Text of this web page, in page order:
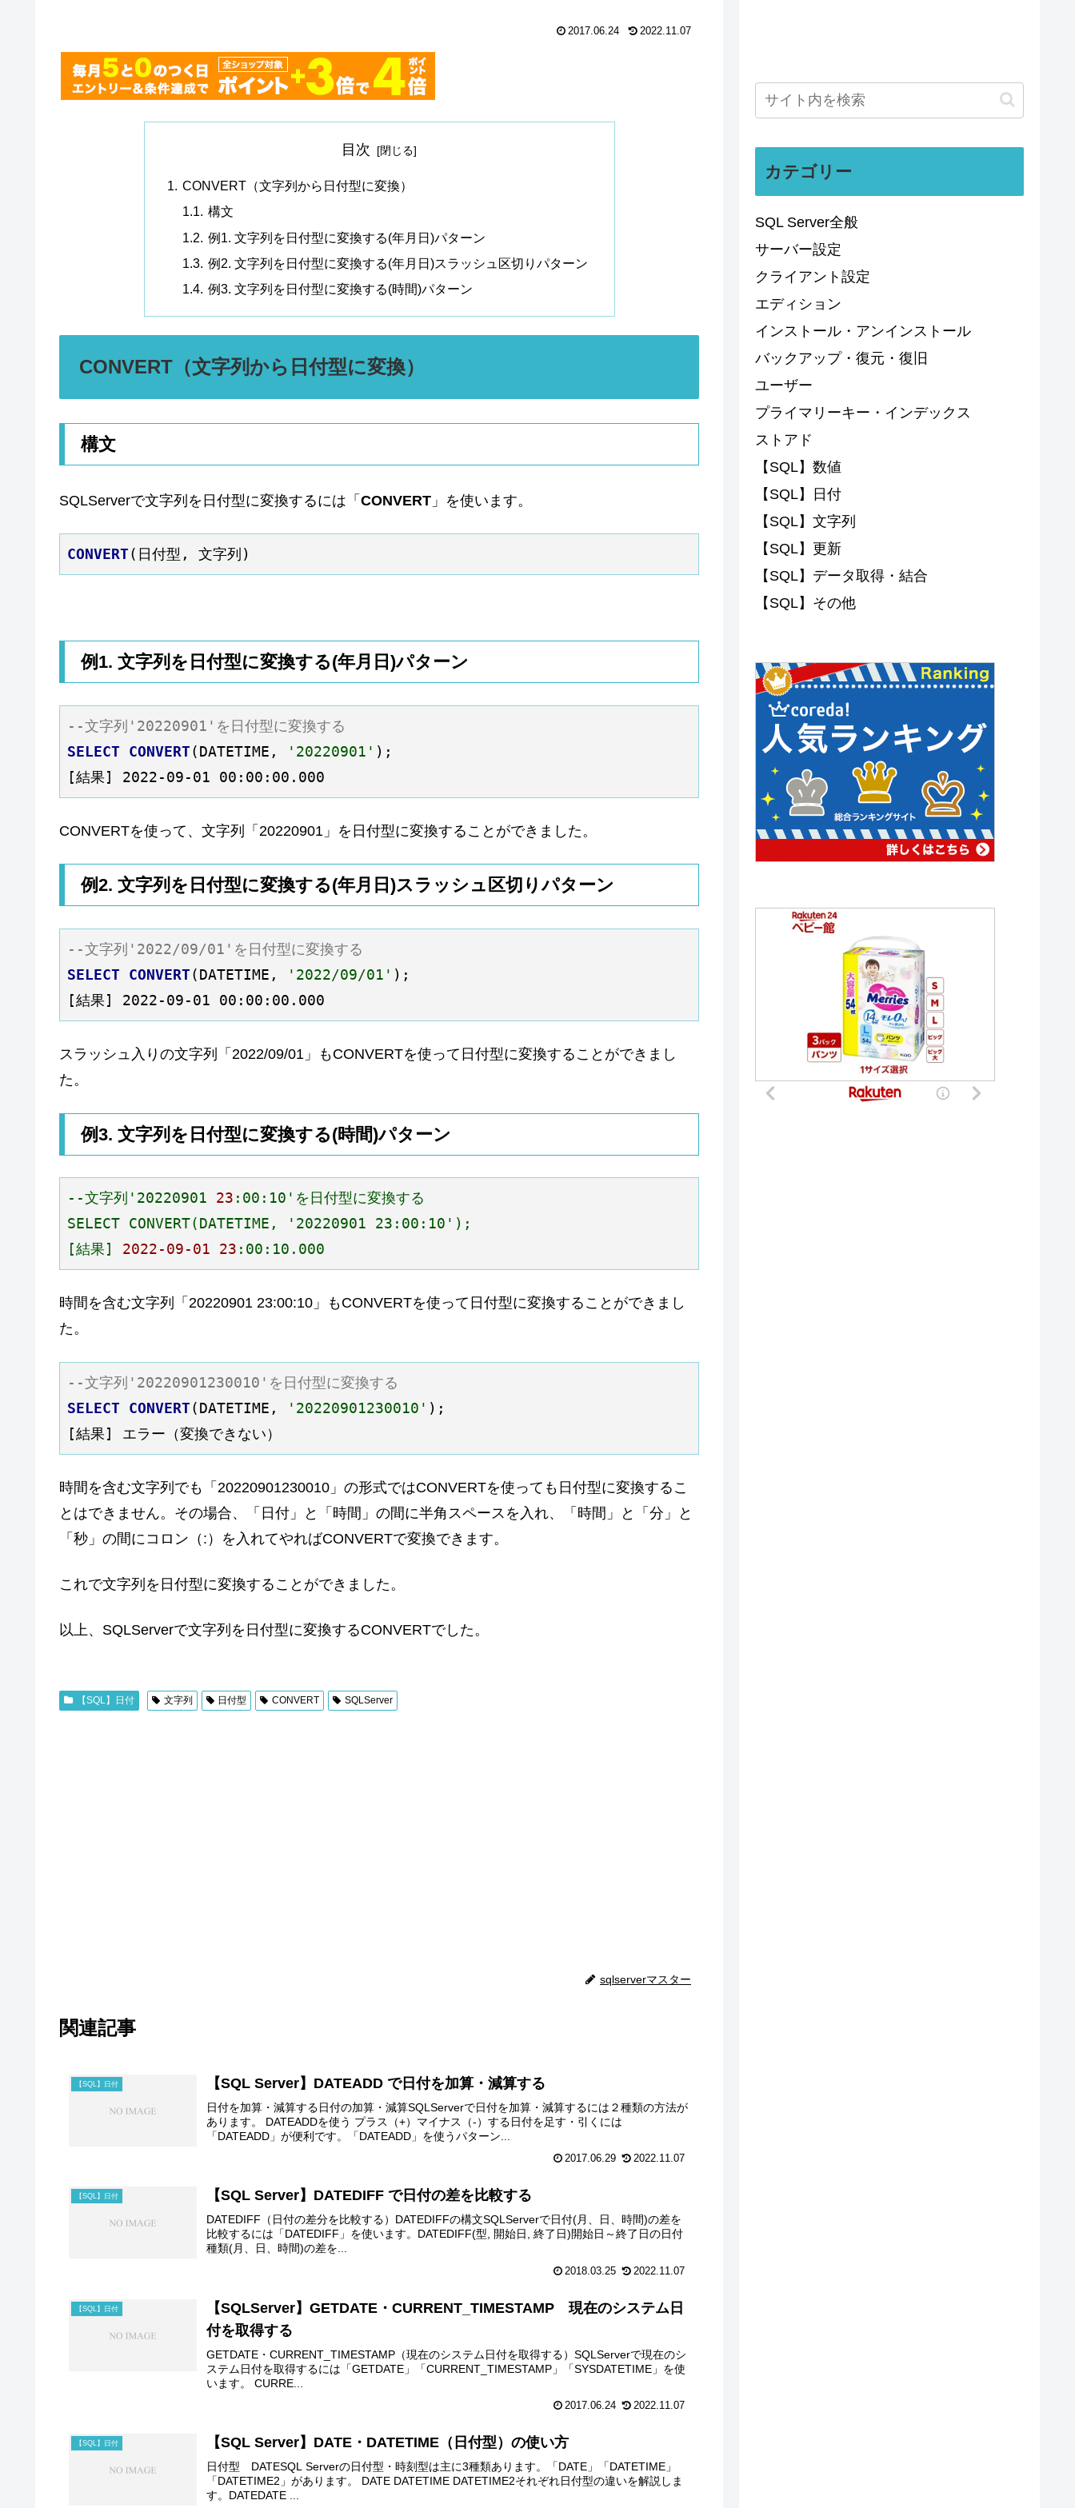
2017.06.24 2022.11.07
目次
CONVERT（文字列から日付型に変換）
構文
例1. 文字列を日付型に変換する(年月日)パターン
例2. 文字列を日付型に変換する(年月日)スラッシュ区切りパターン
例3. 文字列を日付型に変換する(時間)パターン
CONVERT（文字列から日付型に変換）
構文
SQLServerで文字列を日付型に変換するには「 CONVERT 」を使います。
CONVERT(日付型, 文字列)
例1. 文字列を日付型に変換する(年月日)パターン
--文字列'20220901'を日付型に変換する
SELECT
CONVERT(DATETIME, '20220901' );
[結果] 2022-09-01 00:00:00.000
CONVERTを使って、文字列「20220901」を日付型に変換することができました。
例2. 文字列を日付型に変換する(年月日)スラッシュ区切りパターン
--文字列'2022/09/01'を日付型に変換する
SELECT
CONVERT(DATETIME, '2022/09/01' );
[結果] 2022-09-01 00:00:00.000
スラッシュ入りの文字列「2022/09/01」もCONVERTを使って日付型に変換することができまし
た。
例3. 文字列を日付型に変換する(時間)パターン
--文字列'20220901 23 :00:10'を日付型に変換する
SELECT CONVERT(DATETIME, '20220901 23:00:10' );
[結果]
2022-09-01 23 :00:10.000
時間を含む文字列「20220901 23:00:10」もCONVERTを使って日付型に変換することができまし
た。
--文字列'20220901230010'を日付型に変換する
SELECT
CONVERT(DATETIME, '20220901230010' );
時間を含む文字列でも「20220901230010」の形式ではCONVERTを使っても日付型に変換するこ
とはできません。その場合、「日付」と「時間」の間に半角スペースを入れ、「時間」と「分」と
「秒」の間にコロン（:）を入れてやればCONVERTで変換できます。
これで文字列を日付型に変換することができました。
以上、SQLServerで文字列を日付型に変換するCONVERTでした。
【SQL】日付 文字列 日付型 CONVERT SQLServer
sqlserverマスター
関連記事
【SQL】日付 【SQL Server】DATEADD で日付を加算・減算する
日付を加算・減算する日付の加算・減算SQLServerで日付を加算・減算するには２種類の方法が
あります。 DATEADDを使う プラス（+）マイナス（-）する日付を足す・引くには
「DATEADD」が便利です。「DATEADD」を使うパターン...
2017.06.29 2022.11.07
【SQL】日付 【SQL Server】DATEDIFF で日付の差を比較する
DATEDIFF（日付の差分を比較する）DATEDIFFの構文SQLServerで日付(月、日、時間)の差を
比較するには「DATEDIFF」を使います。DATEDIFF(型, 開始日, 終了日)開始日～終了日の日付
種類(月、日、時間)の差を...
2018.03.25 2022.11.07
【SQL】日付
【SQLServer】GETDATE・CURRENT_TIMESTAMP 現在のシステム日
付を取得する
GETDATE・CURRENT_TIMESTAMP（現在のシステム日付を取得する）SQLServerで現在のシ
ステム日付を取得するには「GETDATE」「CURRENT_TIMESTAMP」「SYSDATETIME」を使
います。 CURRE...
2017.06.24 2022.11.07
【SQL】日付 【SQL Server】DATE・DATETIME（日付型）の使い方
日付型 DATESQL Serverの日付型・時刻型は主に3種類あります。「DATE」「DATETIME」
「DATETIME2」があります。 DATE DATETIME DATETIME2それぞれ日付型の違いを解説しま
す。DATEDATE ...
カテゴリー
SQL Server全般
サーバー設定
クライアント設定
エディション
インストール・アンインストール
バックアップ・復元・復旧
ユーザー
プライマリーキー・インデックス
ストアド
【SQL】数値
【SQL】日付
【SQL】文字列
【SQL】更新
【SQL】データ取得・結合
【SQL】その他